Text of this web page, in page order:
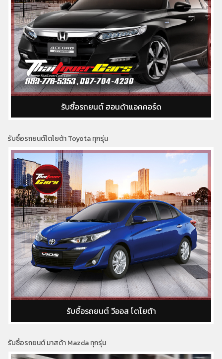
รับซื้อรถยนต์ ฮอนด้าแอคคอร์ด
รับซื้อรถยนต์โตโยต้า Toyota ทุกรุ่น
รับซื้อรถยนต์ วีออส โตโยต้า
รับซื้อรถยนต์ มาสด้า Mazda ทุกรุ่น